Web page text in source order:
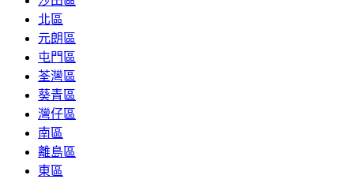
北區
元朗區
屯門區
荃灣區
葵青區
灣仔區
南區
離島區
東區